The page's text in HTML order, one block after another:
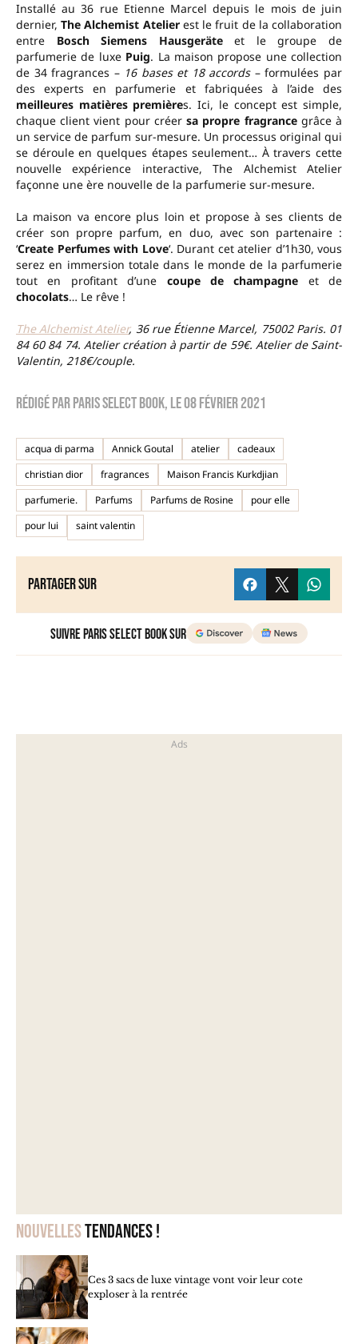
Nouvellestendances !
Ces 3 sacs de luxe vintage vont voir leur cote
exploser à la rentrée
Installé au 36 rue Etienne Marcel depuis le mois de juin
dernier,The Alchemist Atelierest le fruit de la collaboration
entre Bosch Siemens Hausgeräteet le groupe de
parfumerie de luxe Puig. La maison propose une collection
de 34 fragrances –16 bases et 18 accords – formulées par
des experts en parfumerie et fabriquées à l’aide des
meilleures matières premières. Ici, le concept est simple,
chaque client vient pour créersa propre fragrancegrâce à
un service de parfum sur-mesure. Un processus original qui
se déroule en quelques étapes seulement… À travers cette
nouvelle expérience interactive, The Alchemist Atelier
façonne une ère nouvelle de la parfumerie sur-mesure.
La maison va encore plus loin et propose à ses clients de
créer son propre parfum, en duo, avec son partenaire :
‘Create Perfumes with Love‘. Durant cet atelier d’1h30, vous
serez en immersion totale dans le monde de la parfumerie
tout en profitant d’une coupe de champagne et de
chocolats… Le rêve !
The Alchemist Atelier, 36 rue Étienne Marcel, 75002 Paris. 01
84 60 84 74. Atelier création à partir de 59€. Atelier de Saint-
Valentin, 218€/couple.
Rédigé parParis Select Book, le08 février 2021
acqua di parma Annick Goutal atelier
cadeaux
christian dior
fragrances
Maison Francis Kurkdjian
parfumerie.
Parfums Parfums de Rosine
pour elle
pour lui
saint valentin
Partager sur
Suivre Paris Select Book sur